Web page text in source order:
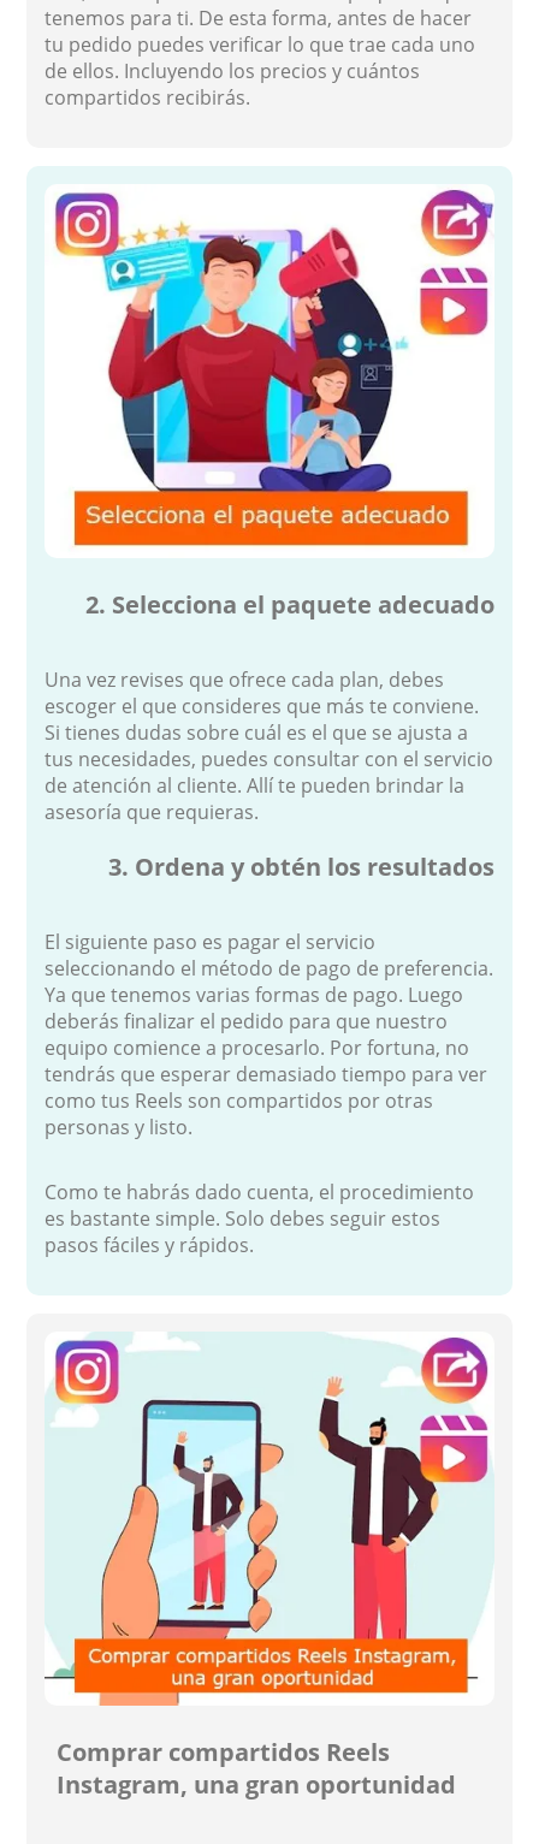
tenemos para ti. De esta forma, antes de hacer
tu pedido puedes verificar lo que trae cada uno
de ellos. Incluyendo los precios y cuántos
compartidos recibirás.
2. Selecciona el paquete adecuado
Una vez revises que ofrece cada plan, debes
escoger el que consideres que más te conviene.
Si tienes dudas sobre cuál es el que se ajusta a
tus necesidades, puedes consultar con el servicio
de atención al cliente. Allí te pueden brindar la
asesoría que requieras.
3. Ordena y obtén los resultados
El siguiente paso es pagar el servicio
seleccionando el método de pago de preferencia.
Ya que tenemos varias formas de pago. Luego
deberás finalizar el pedido para que nuestro
equipo comience a procesarlo. Por fortuna, no
tendrás que esperar demasiado tiempo para ver
como tus Reels son compartidos por otras
personas y listo.
Como te habrás dado cuenta, el procedimiento
es bastante simple. Solo debes seguir estos
pasos fáciles y rápidos.
Comprar compartidos Reels
Instagram, una gran oportunidad